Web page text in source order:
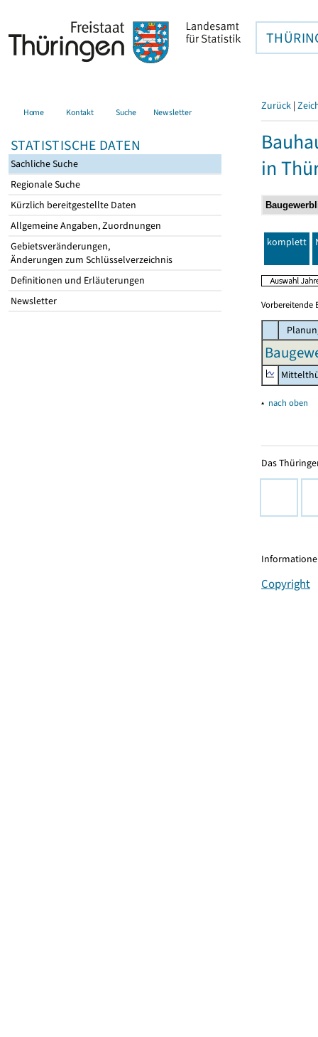
Home Kontakt Suche Newsletter
STATISTISCHE DATEN
Sachliche Suche
Regionale Suche
Kürzlich bereitgestellte Daten
Allgemeine Angaben, Zuordnungen
Gebietsveränderungen,
Änderungen zum Schlüsselverzeichnis
Definitionen und Erläuterungen
Newsletter
Zurück |
in
komplett
Vorbereitende
▴ nach oben
Das
Copyright